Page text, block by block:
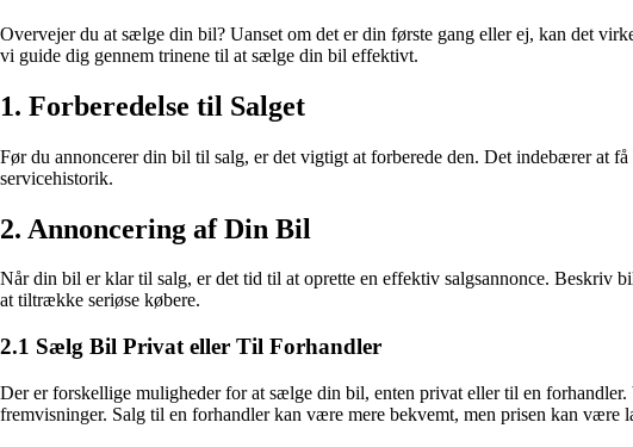
Overvejer du at sælge din bil? Uanset om det er din første gang eller ej, kan det
vi guide dig gennem trinene til at sælge din bil effektivt.
1. Forberedelse til Salget
Før du annoncerer din bil til salg, er det vigtigt at forberede den. Det indebærer at
servicehistorik.
2. Annoncering af Din Bil
Når din bil er klar til salg, er det tid til at oprette en effektiv salgsannonce.
at tiltrække seriøse købere.
2.1 Sælg Bil Privat eller Til Forhandler
Der er forskellige muligheder for at sælge din bil, enten privat eller til en
fremvisninger. Salg til en forhandler kan være mere bekvemt, men prisen kan være